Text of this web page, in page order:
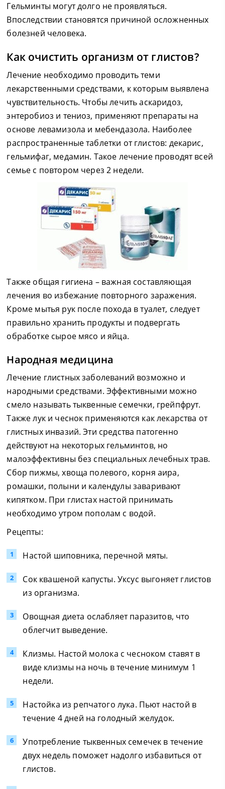
Гельминты могут долго не проявляться.
Впоследствии становятся причиной осложненных
болезней человека.
Как очистить организм от глистов?
Лечение необходимо проводить теми
лекарственными средствами, к которым выявлена
чувствительность. Чтобы лечить аскаридоз,
энтеробиоз и тениоз, применяют препараты на
основе левамизола и мебендазола. Наиболее
распространенные таблетки от глистов: декарис,
гельмифаг, медамин. Такое лечение проводят всей
семье с повтором через 2 недели.
Также общая гигиена – важная составляющая
лечения во избежание повторного заражения.
Кроме мытья рук после похода в туалет, следует
правильно хранить продукты и подвергать
обработке сырое мясо и яйца.
Народная медицина
Лечение глистных заболеваний возможно и
народными средствами. Эффективными можно
смело называть тыквенные семечки, грейпфрут.
Также лук и чеснок применяются как лекарства от
глистных инвазий. Эти средства патогенно
действуют на некоторых гельминтов, но
малоэффективны без специальных лечебных трав.
Сбор пижмы, хвоща полевого, корня аира,
ромашки, полыни и календулы заваривают
кипятком. При глистах настой принимать
необходимо утром пополам с водой.
Рецепты:
Настой шиповника, перечной мяты.
Сок квашеной капусты. Уксус выгоняет глистов
из организма.
Овощная диета ослабляет паразитов, что
облегчит выведение.
Клизмы. Настой молока с чесноком ставят в
виде клизмы на ночь в течение минимум 1
недели.
Настойка из репчатого лука. Пьют настой в
течение 4 дней на голодный желудок.
Употребление тыквенных семечек в течение
двух недель поможет надолго избавиться от
глистов.